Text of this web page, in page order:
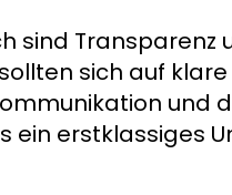
sind
sich auf
und
ein erstklassiges